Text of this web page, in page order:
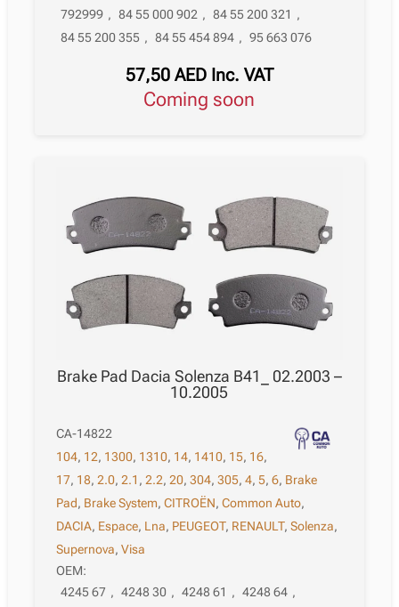
792999 , 84 55 000 902 , 84 55 200 321 ,
84 55 200 355 , 84 55 454 894 , 95 663 076
57,50 AED Inc. VAT
Coming soon
Brake Pad Dacia Solenza B41_ 02.2003 –
10.2005
CA-14822
104, 12, 1300, 1310, 14, 1410, 15, 16,
17, 18,2.0,2.1 ,2.2,20,304,305,4,5,6, Brake
Pad, Brake System,CITROËN,Common Auto,
DACIA, Espace, Lna, PEUGEOT, RENAULT,Solenza,
Supernova,Visa
OEM:
4245 67 , 4248 30 , 4248 61 , 4248 64 ,